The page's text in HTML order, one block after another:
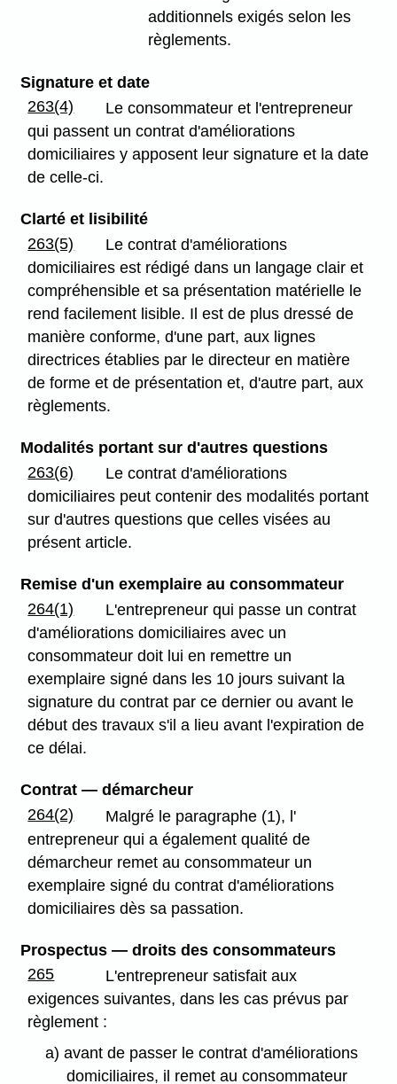
additionnels exigés selon les
règlements.
Signature et date
263(4)
Le consommateur et l'entrepreneur
qui passent un contrat d'améliorations
domiciliaires y apposent leur signature et la date
de celle-ci.
Clarté et lisibilité
263(5)
Le contrat d'améliorations
domiciliaires est rédigé dans un langage clair et
compréhensible et sa présentation matérielle le
rend facilement lisible. Il est de plus dressé de
manière conforme, d'une part, aux lignes
directrices établies par le directeur en matière
de forme et de présentation et, d'autre part, aux
règlements.
Modalités portant sur d'autres questions
263(6)
Le contrat d'améliorations
domiciliaires peut contenir des modalités portant
sur d'autres questions que celles visées au
présent article.
Remise d'un exemplaire au consommateur
264(1)
L'entrepreneur qui passe un contrat
d'améliorations domiciliaires avec un
consommateur doit lui en remettre un
exemplaire signé dans les 10 jours suivant la
signature du contrat par ce dernier ou avant le
début des travaux s'il a lieu avant l'expiration de
ce délai.
Contrat — démarcheur
264(2)
Malgré le paragraphe (1), l'
entrepreneur qui a également qualité de
démarcheur remet au consommateur un
exemplaire signé du contrat d'améliorations
domiciliaires dès sa passation.
Prospectus — droits des consommateurs
265
L'entrepreneur satisfait aux
exigences suivantes, dans les cas prévus par
règlement :
a) avant de passer le contrat d'améliorations
domiciliaires, il remet au consommateur